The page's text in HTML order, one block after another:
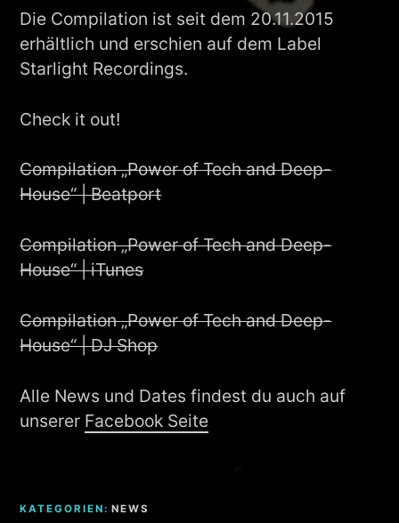
Die Compilation ist seit dem 20.11.2015
erhältlich und erschien auf dem Label
Starlight Recordings.
Check it out!
Compilation „Power of Tech and Deep-
House“ | Beatport
Compilation „Power of Tech and Deep-
House“ | iTunes
Compilation „Power of Tech and Deep-
House“ | DJ Shop
Alle News und Dates findest du auch auf
unserer Facebook Seite
KATEGORIEN: NEWS